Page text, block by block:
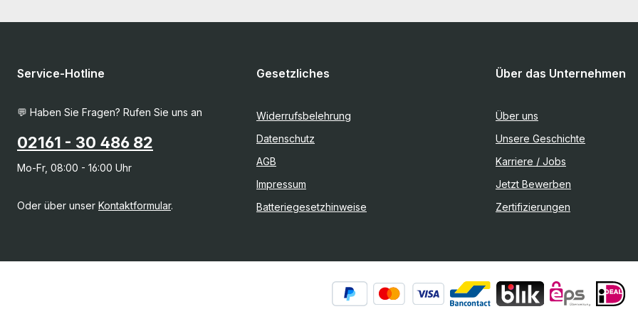
Service-Hotline
💬 Haben Sie Fragen? Rufen Sie uns an
02161 - 30 486 82
Mo-Fr, 08:00 - 16:00 Uhr
Oder über unser Kontaktformular.
Gesetzliches
Widerrufsbelehrung
Datenschutz
AGB
Impressum
Batteriegesetzhinweise
Über das Unternehmen
Über uns
Unsere Geschichte
Karriere / Jobs
Jetzt Bewerben
Zertifizierungen